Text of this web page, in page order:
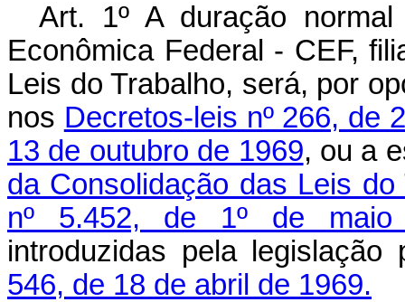
Art. 1º A duração
Econômica Federal - CEF,
Leis do Trabalho, será, por
nos Decretos-leis nº 266, de
13 de outubro de 1969, ou a
da Consolidação das Leis
nº 5.452, de 1º de
introduzidas pela
546, de 18 de abril de 1969.